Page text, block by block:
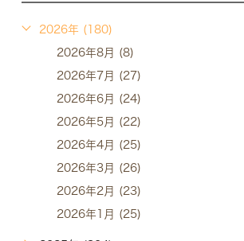
2026年 (180)
2026年8月 (8)
2026年7月 (27)
2026年6月 (24)
2026年5月 (22)
2026年4月 (25)
2026年3月 (26)
2026年2月 (23)
2026年1月 (25)